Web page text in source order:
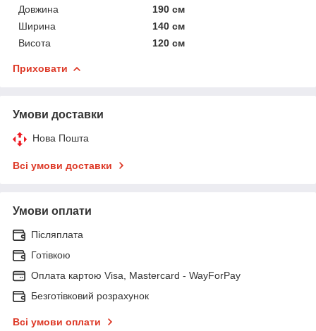
Довжина
190 см
Ширина
140 см
Висота
120 см
Приховати
Умови доставки
Нова Пошта
Всі умови доставки
Умови оплати
Післяплата
Готівкою
Оплата картою Visa, Mastercard - WayForPay
Безготівковий розрахунок
Всі умови оплати